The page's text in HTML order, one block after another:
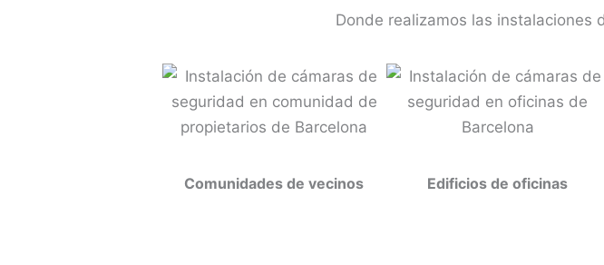
Donde realizamos las instalaciones
Comunidades de vecinos Edificios de oficinas